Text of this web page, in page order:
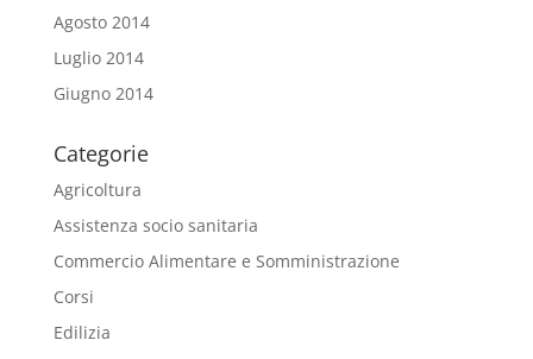
Agosto 2014
Luglio 2014
Giugno 2014
Categorie
Agricoltura
Assistenza socio sanitaria
Commercio Alimentare e Somministrazione
Corsi
Edilizia